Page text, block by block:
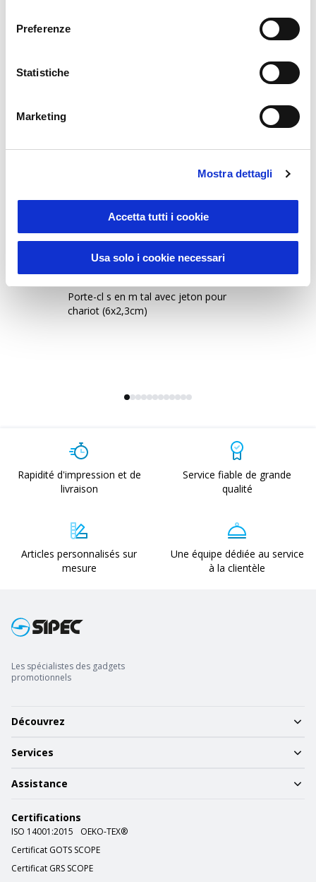
Preferenze
Statistiche
Marketing
Mostra dettagli
Accetta tutti i cookie
Usa solo i cookie necessari
Vous pourriez également être
Porte-cl s en m tal avec jeton pour
chariot (6x2,3cm)
Rapidité d'impression et de
livraison
Service fiable de grande
qualité
Articles personnalisés sur
mesure
Une équipe dédiée au service
à la clientèle
Les spécialistes des gadgets
promotionnels
Découvrez
Services
Assistance
Certifications
ISO 14001:2015
OEKO-TEX®
Certificat GOTS SCOPE
Certificat GRS SCOPE